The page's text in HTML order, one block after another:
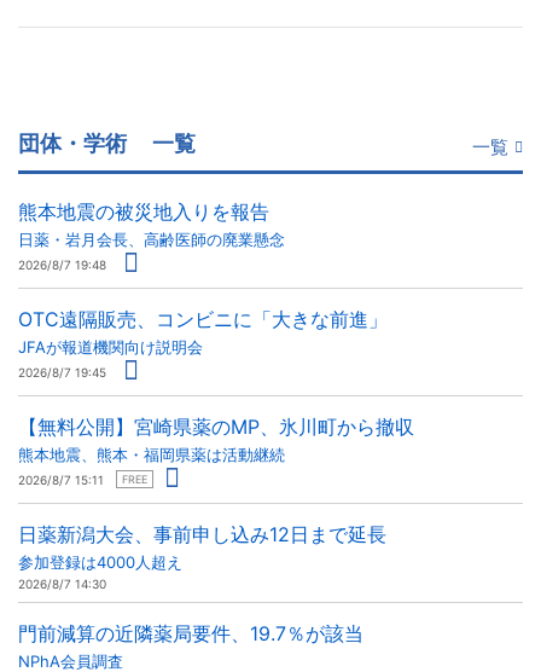
団体・学術 一覧 一覧
熊本地震の被災地入りを報告
日薬・岩月会長、高齢医師の廃業懸念
2026/8/7 19:48
OTC遠隔販売、コンビニに「大きな前進」
JFAが報道機関向け説明会
2026/8/7 19:45
【無料公開】宮崎県薬のMP、氷川町から撤収
熊本地震、熊本・福岡県薬は活動継続
2026/8/7 15:11 FREE
日薬新潟大会、事前申し込み12日まで延長
参加登録は4000人超え
2026/8/7 14:30
門前減算の近隣薬局要件、19.7％が該当
NPhA会員調査